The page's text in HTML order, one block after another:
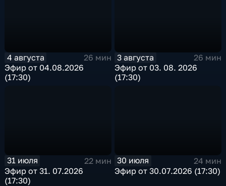
4 августа
26 мин
Эфир от 04.08.2026
(17:30)
3 августа
26 мин
Эфир от 03. 08. 2026
(17:30)
31 июля
22 мин
Эфир от 31. 07.2026
(17:30)
30 июля
24 мин
Эфир от 30.07.2026 (17:30)